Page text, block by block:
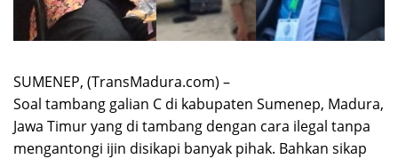
SUMENEP, (TransMadura.com) –
Soal tambang galian C di kabupaten Sumenep, Madura,
Jawa Timur yang di tambang dengan cara ilegal tanpa
mengantongi ijin disikapi banyak pihak. Bahkan sikap